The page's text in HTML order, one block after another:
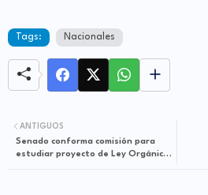
Tags: Nacionales
ANTIGUOS
Senado conforma comisión para
estudiar proyecto de Ley Orgánica